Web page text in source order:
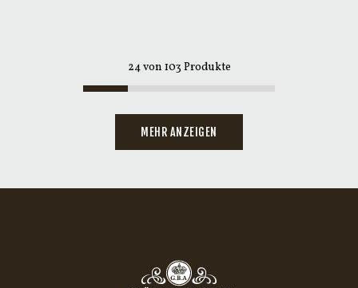
24von 103 Produkte
MEHR ANZEIGEN